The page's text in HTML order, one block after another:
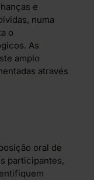
e
numa
o
As
amplo
através
oral de
participantes,